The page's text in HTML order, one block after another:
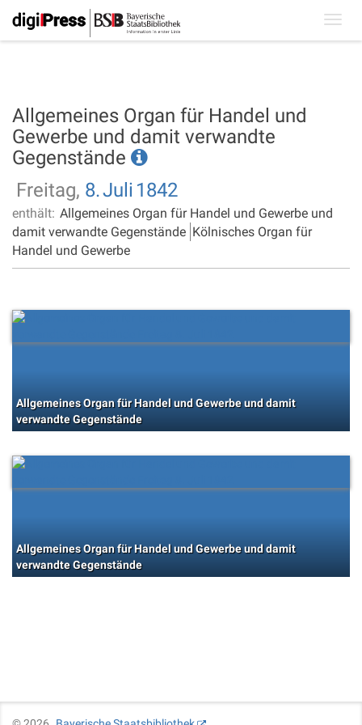
Allgemeines Organ für Handel und
Gewerbe und damit verwandte
Gegenstände
Freitag, 8.Juli 1842
enthält: Allgemeines Organ für Handel und Gewerbe und
damit verwandte Gegenstände Kölnisches Organ für
Handel und Gewerbe
Allgemeines Organ für Handel und Gewerbe und damit
verwandte Gegenstände
Allgemeines Organ für Handel und Gewerbe und damit
verwandte Gegenstände